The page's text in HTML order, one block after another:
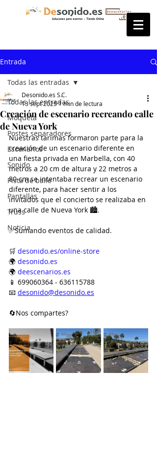
Entrada
Todas las entradas
Moqueta
Postes separadores
Escenarios
Sonido
Pista de baile
Pantallas
Truss
Noticia
Todas las entradas
Creación de escenario recreando calle
de Nueva York
Desonido.es S.C.
13 sept 20251 min de lectura
Nuestras tarimas formaron parte para la
creación de un escenario diferente en
una fiesta privada en Marbella, con 40
metros a 20 cm de altura y 22 metros a
80 cm se intentaba recrear un escenario
diferente, para hacer sentir a los
invitados que el concierto se realizaba en
una calle de Nueva York 🏙️.
✅Sumando eventos de calidad.
🛒 desonido.es/online-store
🌍 desonido.es
🌍 deescenarios.es
📱 699060364 - 636115788
📧 desonido@desonido.es
🔄Nos compartes?